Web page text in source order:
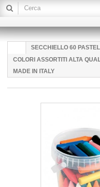
SECCHIELLO 60
COLORI ASSORTITI ALTA
MADE IN ITALY